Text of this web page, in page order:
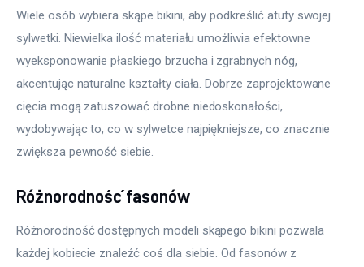
Wiele osób wybiera skąpe bikini, aby podkreślić atuty swojej
sylwetki. Niewielka ilość materiału umożliwia efektowne
wyeksponowanie płaskiego brzucha i zgrabnych nóg,
akcentując naturalne kształty ciała. Dobrze zaprojektowane
cięcia mogą zatuszować drobne niedoskonałości,
wydobywając to, co w sylwetce najpiękniejsze, co znacznie
zwiększa pewność siebie.
Różnorodność fasonów
Różnorodność dostępnych modeli skąpego bikini pozwala
każdej kobiecie znaleźć coś dla siebie. Od fasonów z